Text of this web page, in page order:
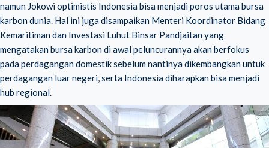
namun Jokowi optimistis Indonesia bisa menjadi poros utama bursa
karbon dunia. Hal ini juga disampaikan Menteri Koordinator Bidang
Kemaritiman dan Investasi Luhut Binsar Pandjaitan yang
mengatakan bursa karbon di awal peluncurannya akan berfokus
pada perdagangan domestik sebelum nantinya dikembangkan untuk
perdagangan luar negeri, serta Indonesia diharapkan bisa menjadi
hub regional.